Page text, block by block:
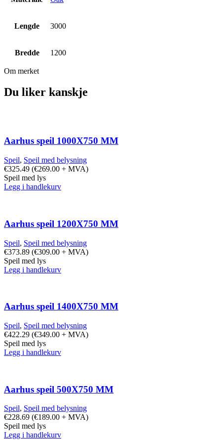
Lengde 3000
Bredde 1200
Om merket
Du liker kanskje
Aarhus speil 1000X750 MM
Speil, Speil med belysning
€325.49 (€269.00 + MVA)
Speil med lys
Legg i handlekurv
Aarhus speil 1200X750 MM
Speil, Speil med belysning
€373.89 (€309.00 + MVA)
Speil med lys
Legg i handlekurv
Aarhus speil 1400X750 MM
Speil, Speil med belysning
€422.29 (€349.00 + MVA)
Speil med lys
Legg i handlekurv
Aarhus speil 500X750 MM
Speil, Speil med belysning
€228.69 (€189.00 + MVA)
Speil med lys
Legg i handlekurv